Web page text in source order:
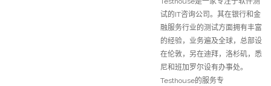
试的IT咨询公司。其在银行和金
融服务行业的测试方面拥有丰富
的经验，业务遍及全球，总部设
在伦敦，另在迪拜，洛杉矶，悉
尼和班加罗尔设有办事处。
Testhouse的服务专